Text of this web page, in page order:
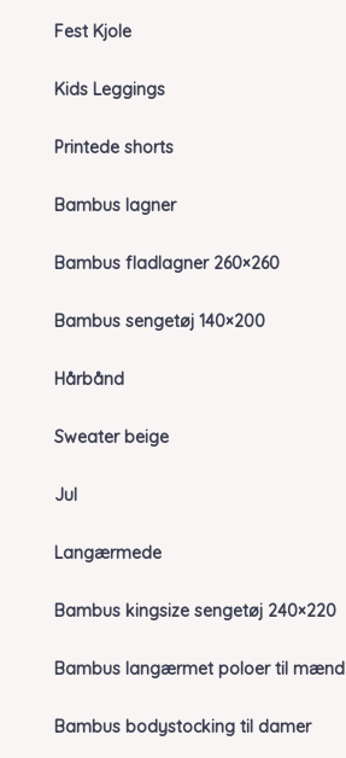
Fest Kjole
Kids Leggings
Printede shorts
Bambus lagner
Bambus fladlagner 260×260
Bambus sengetøj 140×200
Hårbånd
Sweater beige
Jul
Langærmede
Bambus kingsize sengetøj 240×220
Bambus langærmet poloer til mænd
Bambus bodystocking til damer